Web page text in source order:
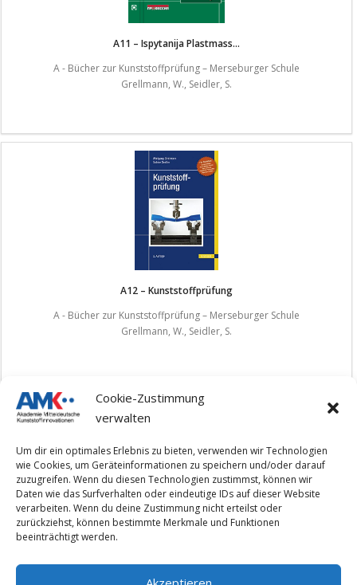
Cookie-Zustimmung
verwalten
Um dir ein optimales Erlebnis zu bieten, verwenden wir Technologien
wie Cookies, um Geräteinformationen zu speichern und/oder darauf
zuzugreifen. Wenn du diesen Technologien zustimmst, können wir
Daten wie das Surfverhalten oder eindeutige IDs auf dieser Website
verarbeiten. Wenn du deine Zustimmung nicht erteilst oder
zurückziehst, können bestimmte Merkmale und Funktionen
beeinträchtigt werden.
A11 – Ispytanija Plastmass...
A - Bücher zur Kunststoffprüfung – Merseburger Schule
Grellmann, W., Seidler, S.
A12 – Kunststoffprüfung
A - Bücher zur Kunststoffprüfung – Merseburger Schule
Grellmann, W., Seidler, S.
1 2
Impressum